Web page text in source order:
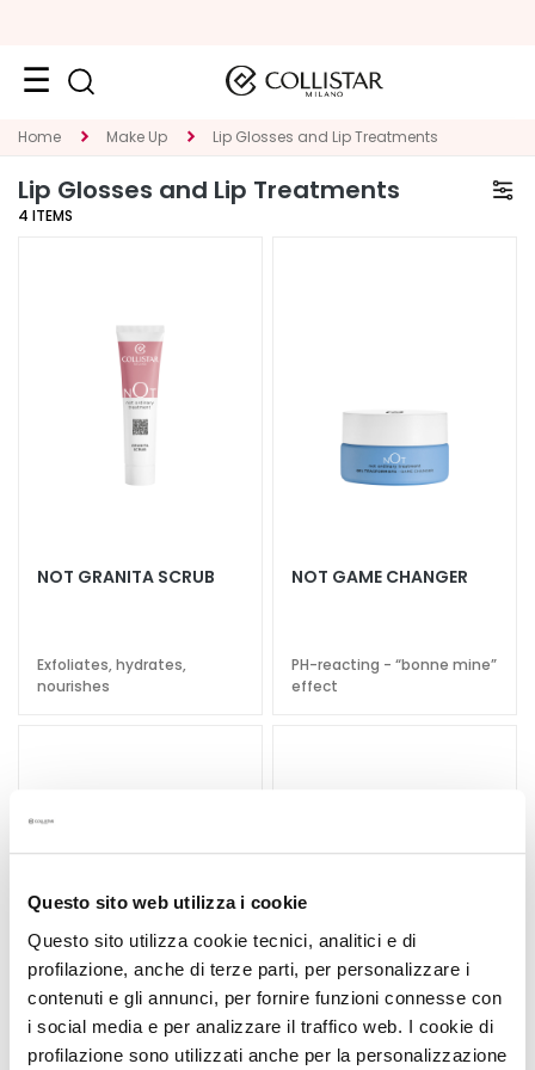
Questo sito web utilizza i cookie
Questo sito utilizza cookie tecnici, analitici e di
profilazione, anche di terze parti, per personalizzare i
contenuti e gli annunci, per fornire funzioni connesse con
i social media e per analizzare il traffico web. I cookie di
profilazione sono utilizzati anche per la personalizzazione
Face
C
A
l
e
s
a
n
e
r
s
M
a
s
Home Make Up Lip Glosses and Lip Treatments
Lip Glosses and Lip Treatments
4 ITEMS
NOT GRANITA SCRUB
Exfoliates, hydrates,
nourishes
NOT GAME CHANGER
PH-reacting - “bonne mine”
effect